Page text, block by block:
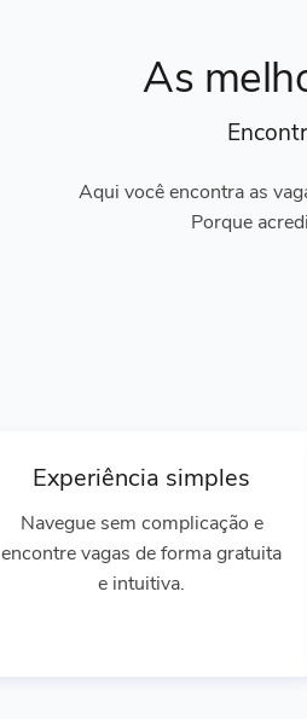
As
Aqui você encontra as
Porque
Experiência simples
Navegue sem complicação e
encontre vagas de forma gratuita
e intuitiva.